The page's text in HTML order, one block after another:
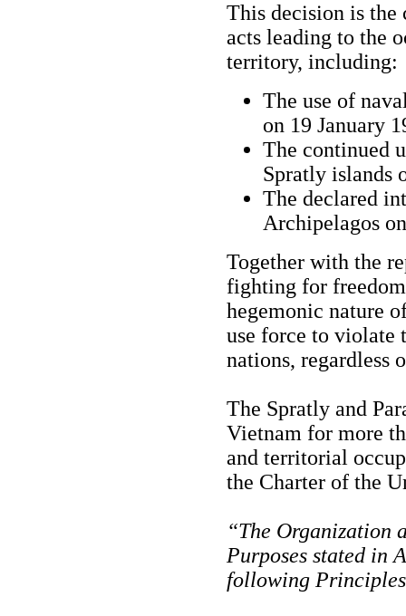
This decision is the
acts leading to the
territory, including:
The use of
on 19 January
The continued
Spratly islands
The declared
Archipelagos
Together with the
fighting for
hegemonic nature
use force to
nations, regardless
The Spratly and
Vietnam for more
and territorial
the Charter of the
“The Organization
Purposes stated in
following